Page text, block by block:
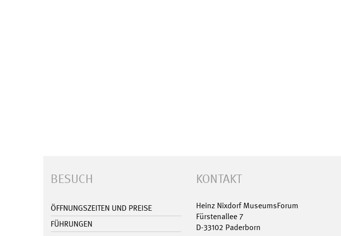
BESUCH
ÖFFNUNGSZEITEN UND PREISE
FÜHRUNGEN
KONTAKT
Heinz Nixdorf MuseumsForum
Fürstenallee 7
D-33102 Paderborn